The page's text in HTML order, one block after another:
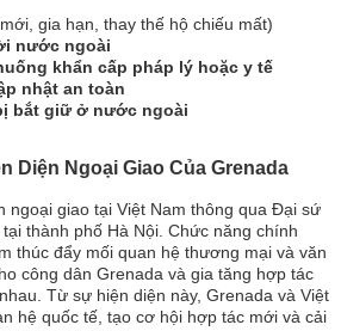
gia hạn, thay thế hộ chiếu mất)
nước ngoài
khẩn cấp pháp lý hoặc y tế
nhật an toàn
bắt giữ ở nước ngoài
Diện Ngoại Giao Của Grenada
ngoại giao tại Việt Nam thông qua Đại sứ
thành phố Hà Nội. Chức năng chính
thúc đẩy mối quan hệ thương mại và văn
công dân Grenada và gia tăng hợp tác
Từ sự hiện diện này, Grenada và Việt
hệ quốc tế, tạo cơ hội hợp tác mới và cải